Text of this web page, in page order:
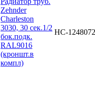
Zehnder
Charleston
3030, 30 сек.1/2
бок.подк.
RAL9016
(кроншт.в
компл)
НС-1248072